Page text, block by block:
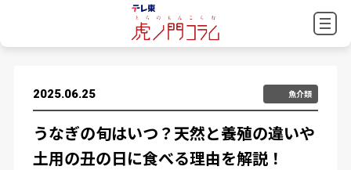
2025.06.25 魚介類
うなぎの旬はいつ？天然と養殖の違いや
土用の丑の日に食べる理由を解説！